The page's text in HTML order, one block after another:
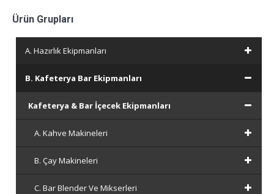
Ürün Grupları
A. Hazırlık Ekipmanları
B. Kafeterya Bar Ekipmanları
Kafeterya & Bar İçecek Ekipmanları
A. Kahve Makineleri
B. Çay Makineleri
C. Bar Blender Ve Mikserleri